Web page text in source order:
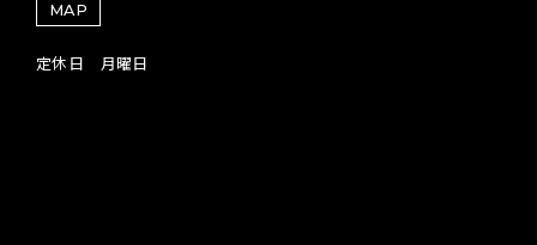
MAP
定休日 月曜日